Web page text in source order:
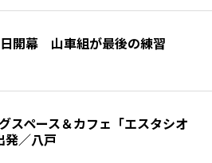
開幕 山車組が最後の練習
スペース＆カフェ「エスタシオ
発／八戸